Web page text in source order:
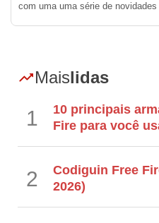
com uma uma série de
Maislidas
1
10 principais
Fire para você
2
Codiguin Free
2026)